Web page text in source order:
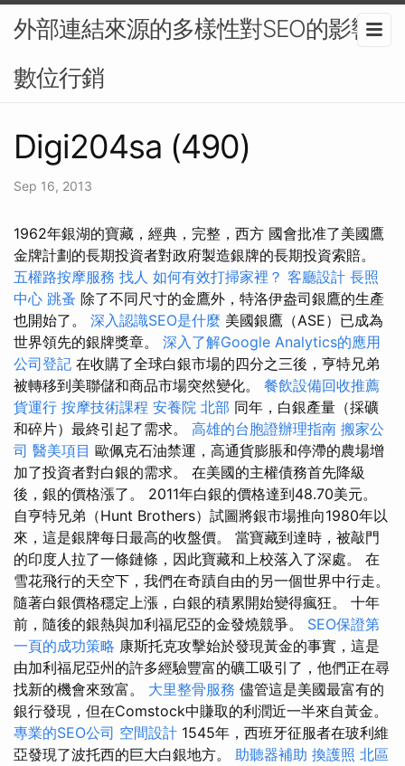
外部連結來源的多樣性對SEO的影響-
數位行銷
Digi204sa (490)
Sep 16, 2013
1962年銀湖的寶藏，經典，完整，西方 國會批准了美國鷹
金牌計劃的長期投資者對政府製造銀牌的長期投資索賠。
五權路按摩服務 找人 如何有效打掃家裡？ 客廳設計 長照
中心 跳蚤 除了不同尺寸的金鷹外，特洛伊盎司銀鷹的生產
也開始了。 深入認識SEO是什麼 美國銀鷹（ASE）已成為
世界領先的銀牌獎章。 深入了解Google Analytics的應用
公司登記 在收購了全球白銀市場的四分之三後，亨特兄弟
被轉移到美聯儲和商品市場突然變化。 餐飲設備回收推薦
貨運行 按摩技術課程 安養院 北部 同年，白銀產量（採礦
和碎片）最終引起了需求。 高雄的台胞證辦理指南 搬家公
司 醫美項目 歐佩克石油禁運，高通貨膨脹和停滯的農場增
加了投資者對白銀的需求。 在美國的主權債務首先降級
後，銀的價格漲了。 2011年白銀的價格達到48.70美元。
自亨特兄弟（Hunt Brothers）試圖將銀市場推向1980年以
來，這是銀牌每日最高的收盤價。 當寶藏到達時，被敲門
的印度人拉了一條鏈條，因此寶藏和上校落入了深處。 在
雪花飛行的天空下，我們在奇蹟自由的另一個世界中行走。
隨著白銀價格穩定上漲，白銀的積累開始變得瘋狂。 十年
前，隨後的銀熱與加利福尼亞的金發燒競爭。 SEO保證第
一頁的成功策略 康斯托克攻擊始於發現黃金的事實，這是
由加利福尼亞州的許多經驗豐富的礦工吸引了，他們正在尋
找新的機會來致富。 大里整骨服務 儘管這是美國最富有的
銀行發現，但在Comstock中賺取的利潤近一半來自黃金。
專業的SEO公司 空間設計 1545年，西班牙征服者在玻利維
亞發現了波托西的巨大白銀地方。 助聽器補助 換護照 北區